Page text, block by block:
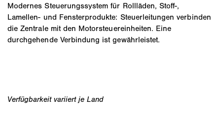
Modernes Steuerungssystem für Rollläden, Stoff-,
Lamellen- und Fensterprodukte: Steuerleitungen verbinden
die Zentrale mit den Motorsteuereinheiten. Eine
durchgehende Verbindung ist gewährleistet.